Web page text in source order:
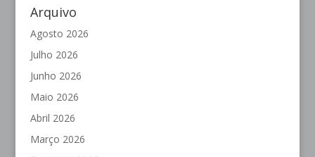
Arquivo
Agosto 2026
Julho 2026
Junho 2026
Maio 2026
Abril 2026
Março 2026